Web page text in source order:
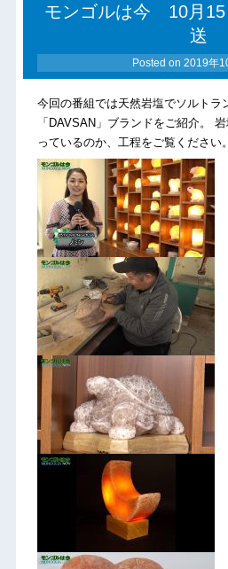
モンゴルは今 10月15
送
Posted on 2019年
今回の番組では天然岩塩でソルトラ
「DAVSAN」ブランドをご紹介。
っているのか、工程をご覧ください。